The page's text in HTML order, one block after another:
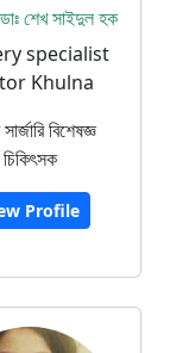
শেখ সাইদুল হক
specialist
Khulna
বিশেষজ্ঞ
চিকিৎসক
Profile